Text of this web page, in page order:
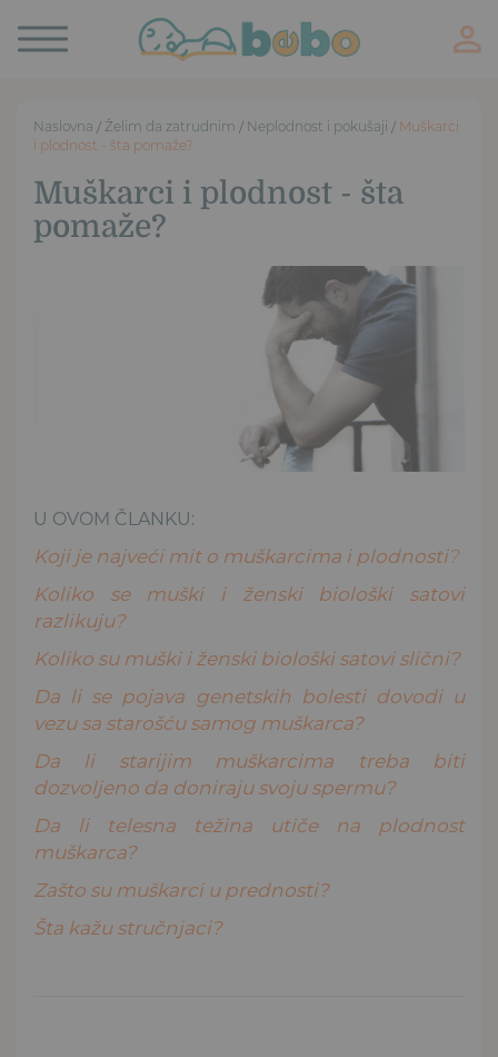
Toggle
navigation
Naslovna / Želim da zatrudnim / Neplodnost i pokušaji / Muškarci
i plodnost - šta pomaže?
Muškarci i plodnost - šta
pomaže?
U OVOM ČLANKU:
Koji je najveći mit o muškarcima i plodnosti?
Koliko se muški i ženski biološki satovi
razlikuju?
Koliko su muški i ženski biološki satovi slični?
Da li se pojava genetskih bolesti dovodi u
vezu sa starošću samog muškarca?
Da li starijim muškarcima treba biti
dozvoljeno da doniraju svoju spermu?
Da li telesna težina utiče na plodnost
muškarca?
Zašto su muškarci u prednosti?
Šta kažu stručnjaci?